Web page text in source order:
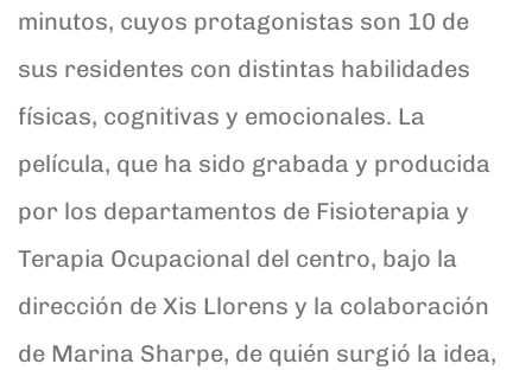
minutos, cuyos protagonistas son 10 de
sus residentes con distintas habilidades
físicas, cognitivas y emocionales. La
película, que ha sido grabada y producida
por los departamentos de Fisioterapia y
Terapia Ocupacional del centro, bajo la
dirección de Xis Llorens y la colaboración
de Marina Sharpe, de quién surgió la idea,